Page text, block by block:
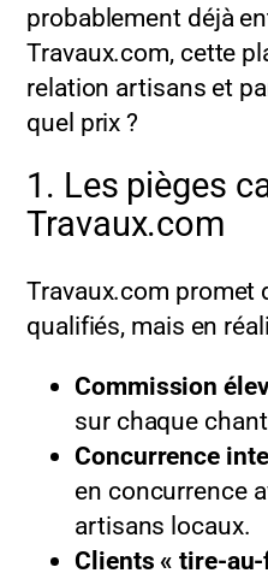
probablement déjà
Travaux.com, cette
relation artisans et
quel prix ?
1. Les pièges
Travaux.com
Travaux.com promet
qualifiés, mais en
Commission
sur chaque
Concurrence
en concurrence
artisans locaux.
Clients « tire-